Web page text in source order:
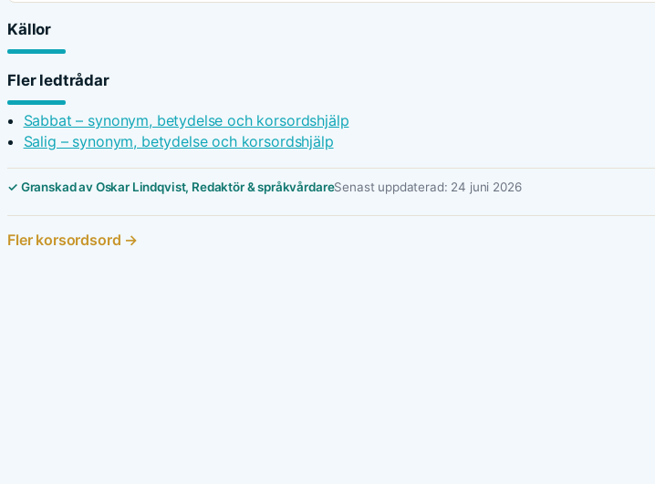
Källor
Fler ledtrådar
Sabbat – synonym, betydelse och korsordshjälp
Salig – synonym, betydelse och korsordshjälp
✓ Granskad av Oskar Lindqvist, Redaktör & språkvårdareSenast uppdaterad: 24 juni 2026
Fler korsordsord →